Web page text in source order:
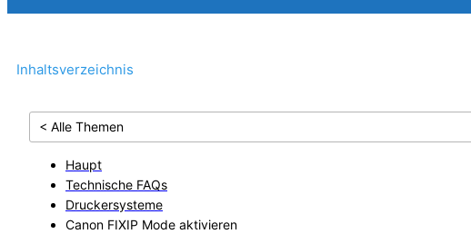
Inhaltsverzeichnis
< Alle Themen
Haupt
Technische FAQs
Druckersysteme
Canon FIXIP Mode aktivieren